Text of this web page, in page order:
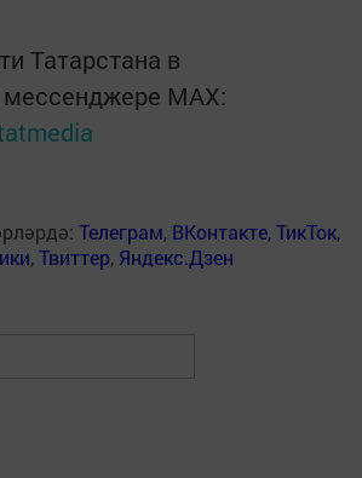
Татарстана в
MАХ:
Телеграм, ВКонтакте,ТикТок,
,Твиттер, Яндекс.Дзен